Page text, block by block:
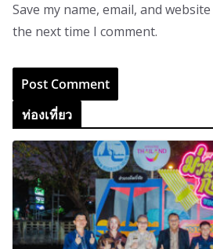
Save my name, email, and
the next time I comment.
ท่องเที่ยว